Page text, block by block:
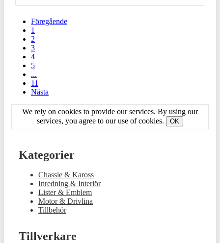
Föregående
1
2
3
4
5
...
11
Nästa
We rely on cookies to provide our services. By using our
services, you agree to our use of cookies.
OK
Kategorier
Chassie & Kaross
Inredning & Interiör
Lister & Emblem
Motor & Drivlina
Tillbehör
Tillverkare